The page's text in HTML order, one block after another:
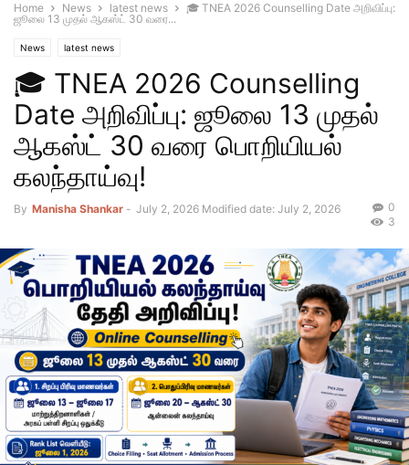
Home News latest news
🎓 TNEA 2026 Counselling Date அறிவிப்பு:
ஜூலை 13 முதல் ஆகஸ்ட் 30 வரை...
News latest news
🎓 TNEA 2026 Counselling
Date அறிவிப்பு: ஜூலை 13 முதல்
ஆகஸ்ட் 30 வரை பொறியியல்
கலந்தாய்வு!
By Manisha Shankar - July 2, 2026 Modified date: July 2, 2026
0
3